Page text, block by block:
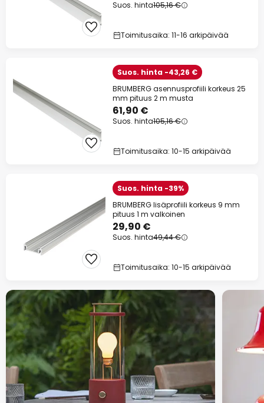
Suos. hinta105,16 €
Toimitusaika: 11-16 arkipäivää
Suos. hinta -43,26 €
BRUMBERG asennusprofiili korkeus 25
mm pituus 2 m musta
61,90 €
Suos. hinta105,16 €
Toimitusaika: 10-15 arkipäivää
Suos. hinta -39%
BRUMBERG lisäprofiili korkeus 9 mm
pituus 1 m valkoinen
29,90 €
Suos. hinta49,44 €
Toimitusaika: 10-15 arkipäivää